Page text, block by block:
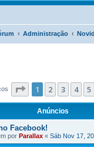
Administração
Página de 559
1 2 3 4 5
Anúncios
Facebook!
por Parallax « Sáb Nov 17,